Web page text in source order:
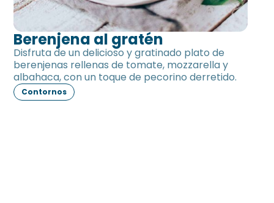
Berenjena al gratén
Disfruta de un delicioso y gratinado plato de
berenjenas rellenas de tomate, mozzarella y
albahaca, con un toque de pecorino derretido.
Contornos